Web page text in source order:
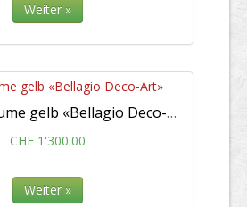
Weiter »
Gelbe Glasblume gelb «Bellagio Deco-Art»
CHF 1'300.00
Weiter »